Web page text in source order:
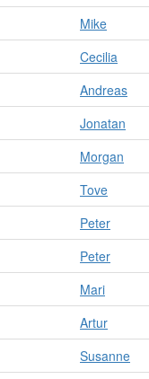
Mike
Cecilia
Andreas
Jonatan
Morgan
Tove
Peter
Peter
Mari
Artur
Susanne